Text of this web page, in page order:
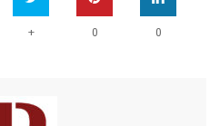
+ 0 0